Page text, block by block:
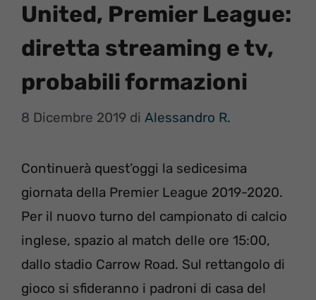
United, Premier League:
diretta streaming e tv,
probabili formazioni
8 Dicembre 2019 di Alessandro R.
Continuerà quest’oggi la sedicesima
giornata della Premier League 2019-2020.
Per il nuovo turno del campionato di calcio
inglese, spazio al match delle ore 15:00,
dallo stadio Carrow Road. Sul rettangolo di
gioco si sfideranno i padroni di casa del